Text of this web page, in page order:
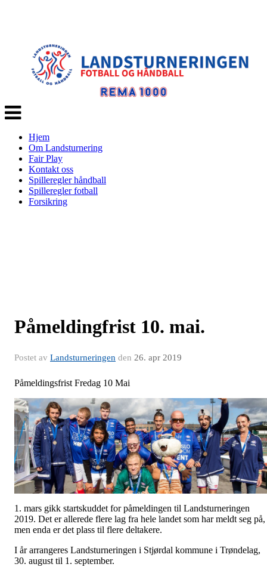
Veksle
navigasjon
Hjem
Om Landsturnering
Fair Play
Kontakt oss
Spilleregler håndball
Spilleregler fotball
Forsikring
Påmeldingfrist 10. mai.
Postet av Landsturneringen den 26. apr 2019
Påmeldingsfrist Fredag 10 Mai
1. mars gikk startskuddet for påmeldingen til Landsturneringen
2019. Det er allerede flere lag fra hele landet som har meldt seg på,
men enda er det plass til flere deltakere.
I år arrangeres Landsturneringen i Stjørdal kommune i Trøndelag,
30. august til 1. september.